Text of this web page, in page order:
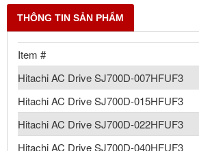
THÔNG TIN SẢN PHẨM
Item #
Hitachi AC Drive SJ700D-007HFUF3
Hitachi AC Drive SJ700D-015HFUF3
Hitachi AC Drive SJ700D-022HFUF3
Hitachi AC Drive SJ700D-040HFUF3